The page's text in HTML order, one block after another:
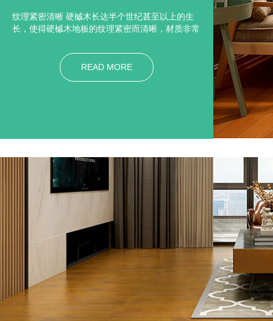
纹理紧密清晰 硬槭木长达半个世纪甚至以上的生
长，使得硬槭木地板的纹理紧密而清晰，材质非常
变化而轻微的变化，有着冬暖夏凉的作用;
色泽淡雅 硬槭木地板色泽清新而淡雅，给人以纯
朴自然的感觉，完全适用当今的网络流行语“高端
震、吸音，而且具有一定的保健功能，可以适当的
用于运动场馆、保龄球馆、壁球馆、高档装修、高
级会所等地方。
READ MORE